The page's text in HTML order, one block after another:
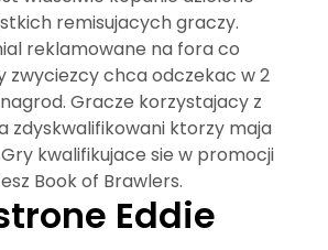
remisujacych graczy.
reklamowane na fora co
zwyciezcy chca odczekac w 2
Gracze korzystajacy z
zdyskwalifikowani ktorzy maja
kwalifikujace sie w promocji
Book of Brawlers.
Eddie